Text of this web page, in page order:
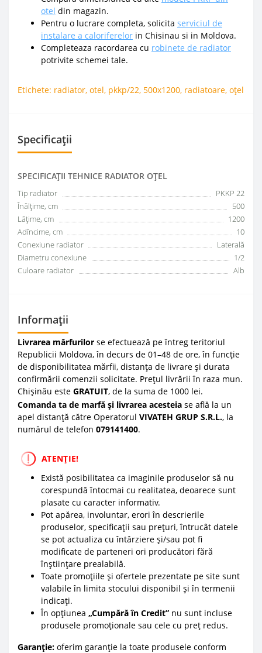
otel din magazin.
Pentru o lucrare completa, solicita serviciul de
instalare a caloriferelor in Chisinau si in Moldova.
Completeaza racordarea cu robinete de radiator
potrivite schemei tale.
Etichete: radiator, otel, pkkp/22, 500x1200, radiatoare, oțel
Specificații
SPECIFICAŢII TEHNICE RADIATOR OȚEL
Tip radiator
PKKP 22
Înălțime, cm
500
Lățime, cm
1200
Adîncime, cm
10
Conexiune radiator
Laterală
Diametru conexiune
1/2
Culoare radiator
Alb
Informații
Livrarea mărfurilor se efectuează pe întreg teritoriul
Republicii Moldova, în decurs de 01–48 de ore, în funcție
de disponibilitatea mărfii, distanța de livrare și durata
confirmării comenzii solicitate. Prețul livrării în raza mun.
Chișinău este GRATUIT, de la suma de 1000 lei.
Comanda ta de marfă și livrarea acesteia se află la un
apel distanță către Operatorul VIVATEH GRUP S.R.L., la
numărul de telefon 079141400.
ATENȚIE!
Există posibilitatea ca imaginile produselor să nu
corespundă întocmai cu realitatea, deoarece sunt
plasate cu caracter informativ.
Pot apărea, involuntar, erori în descrierile
produselor, specificații sau prețuri, întrucât datele
se pot actualiza cu întârziere și/sau pot fi
modificate de parteneri ori producători fără
înștiințare prealabilă.
Toate promoțiile și ofertele prezentate pe site sunt
valabile în limita stocului disponibil și în termenii
indicați.
În opțiunea „Cumpără în Credit” nu sunt incluse
produsele promoționale sau cele cu preț redus.
Garanție: oferim garanție la toate produsele conform